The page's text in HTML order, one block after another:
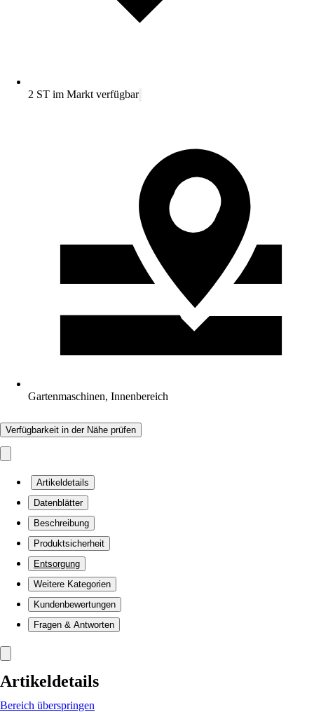
2 ST im Markt verfügbar
Gartenmaschinen, Innenbereich
Verfügbarkeit in der Nähe prüfen
Artikeldetails
Datenblätter
Beschreibung
Produktsicherheit
Entsorgung
Weitere Kategorien
Kundenbewertungen
Fragen & Antworten
Artikeldetails
Bereich überspringen